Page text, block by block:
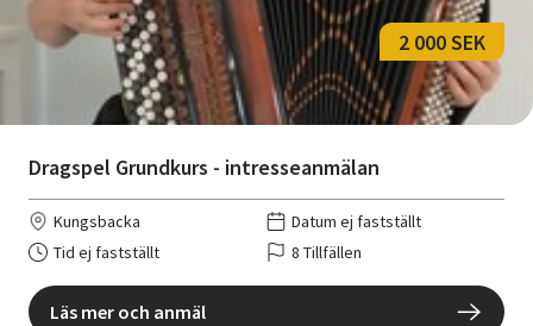
Dragspel Grundkurs - intresseanmälan
2 000 SEK
Kungsbacka
Datum ej fastställt
Tid ej fastställt
8 Tillfällen
Läs mer och anmäl